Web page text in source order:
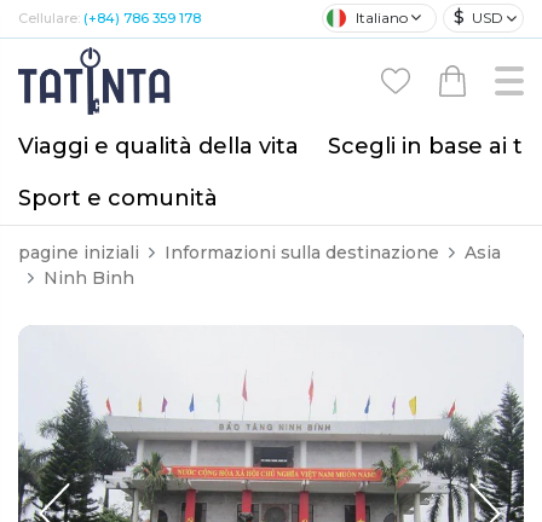
Cellulare: (+84) 786 359 178 Italiano $ USD
Viaggi e qualità della vita
Scegli in base ai
Sport e comunità
pagine iniziali Informazioni sulla destinazione
Asia
Ninh Binh